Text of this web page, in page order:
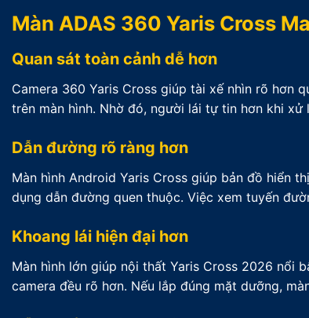
Màn ADAS 360 Yaris Cross
Quan sát toàn cảnh dễ hơn
Camera 360 Yaris Cross giúp tài xế nhìn rõ hơn
trên màn hình. Nhờ đó, người lái tự tin hơn khi xử
Dẫn đường rõ ràng hơn
Màn hình Android Yaris Cross giúp bản đồ hiển
dụng dẫn đường quen thuộc. Việc xem tuyến
Khoang lái hiện đại hơn
Màn hình lớn giúp nội thất Yaris Cross 2026 nổi
camera đều rõ hơn. Nếu lắp đúng mặt dưỡng,